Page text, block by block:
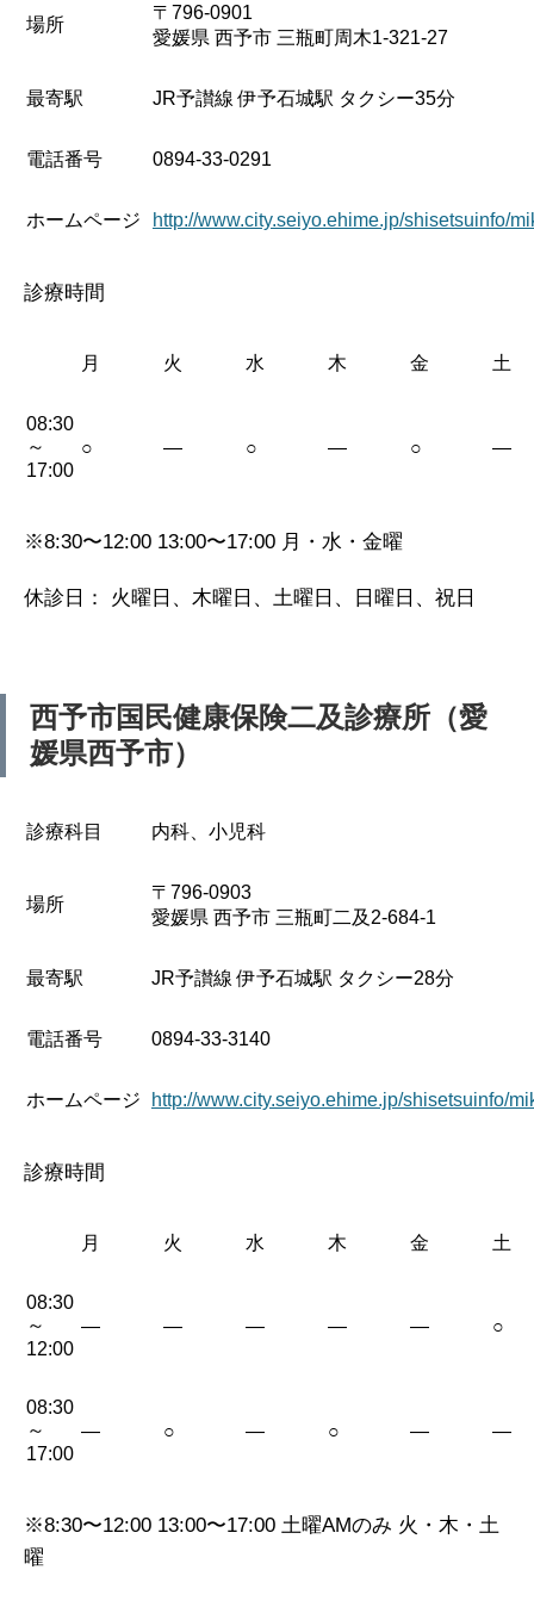
場所
〒796-0901
愛媛県 西予市 三瓶町周木1-321-27
最寄駅 JR予讃線 伊予石城駅 タクシー35分
電話番号 0894-33-0291
ホームページ http://www.city.seiyo.ehime.jp/shisetsuinfo/
診療時間
月 火 水 木 金 土
08:30
～
17:00
○ — ○ — ○ —
※8:30〜12:00 13:00〜17:00 月・水・金曜
休診日： 火曜日、木曜日、土曜日、日曜日、祝日
西予市国民健康保険二及診療所（愛
媛県西予市）
診療科目 内科、小児科
場所
〒796-0903
愛媛県 西予市 三瓶町二及2-684-1
最寄駅 JR予讃線 伊予石城駅 タクシー28分
電話番号 0894-33-3140
ホームページ http://www.city.seiyo.ehime.jp/shisetsuinfo/
診療時間
月 火 水 木 金 土
08:30
～
12:00
— — — — — ○
08:30
～
17:00
— ○ — ○ — —
※8:30〜12:00 13:00〜17:00 土曜AMのみ 火・木・土
曜